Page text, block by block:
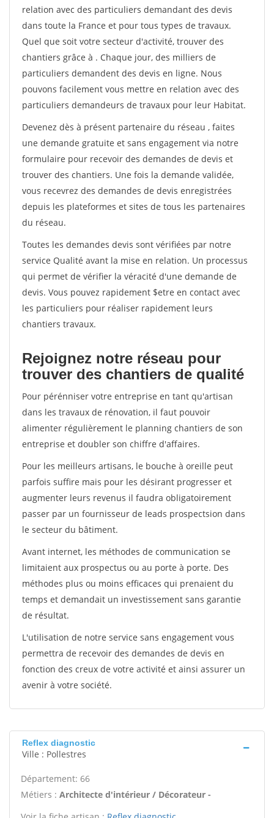
relation avec des particuliers demandant des devis
dans toute la France et pour tous types de travaux.
Quel que soit votre secteur d'activité, trouver des
chantiers grâce à . Chaque jour, des milliers de
particuliers demandent des devis en ligne. Nous
pouvons facilement vous mettre en relation avec des
particuliers demandeurs de travaux pour leur Habitat.
Devenez dès à présent partenaire du réseau , faites
une demande gratuite et sans engagement via notre
formulaire pour recevoir des demandes de devis et
trouver des chantiers. Une fois la demande validée,
vous recevrez des demandes de devis enregistrées
depuis les plateformes et sites de tous les partenaires
du réseau.
Toutes les demandes devis sont vérifiées par notre
service Qualité avant la mise en relation. Un processus
qui permet de vérifier la véracité d'une demande de
devis. Vous pouvez rapidement $etre en contact avec
les particuliers pour réaliser rapidement leurs
chantiers travaux.
Rejoignez notre réseau pour
trouver des chantiers de qualité
Pour pérénniser votre entreprise en tant qu'artisan
dans les travaux de rénovation, il faut pouvoir
alimenter régulièrement le planning chantiers de son
entreprise et doubler son chiffre d'affaires.
Pour les meilleurs artisans, le bouche à oreille peut
parfois suffire mais pour les désirant progresser et
augmenter leurs revenus il faudra obligatoirement
passer par un fournisseur de leads prospectsion dans
le secteur du bâtiment.
Avant internet, les méthodes de communication se
limitaient aux prospectus ou au porte à porte. Des
méthodes plus ou moins efficaces qui prenaient du
temps et demandait un investissement sans garantie
de résultat.
L'utilisation de notre service sans engagement vous
permettra de recevoir des demandes de devis en
fonction des creux de votre activité et ainsi assurer un
avenir à votre société.
Reflex diagnostic
Ville : Pollestres
Département: 66
Métiers : Architecte d'intérieur / Décorateur -